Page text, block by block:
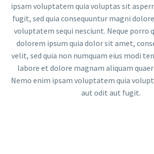
ipsam voluptatem quia voluptas sit
fugit, sed quia consequuntur magni
voluptatem sequi nesciunt. Neque porro
dolorem ipsum quia dolor sit amet,
velit, sed quia non numquam eius modi
labore et dolore magnam aliquam
Nemo enim ipsam voluptatem quia
aut odit aut fugit.